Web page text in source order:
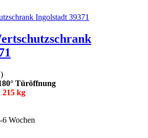
)
Türöffnung
kg
Wochen